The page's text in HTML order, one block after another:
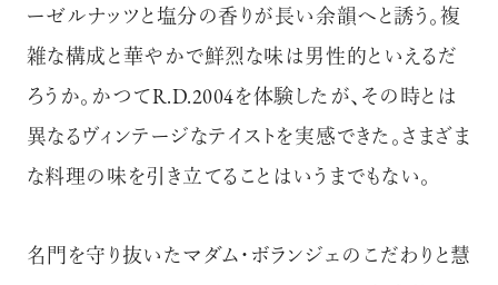
ーゼルナッツと塩分の香りが長い余韻へと誘う。複
雑な構成と華やかで鮮烈な味は男性的といえるだ
ろうか。かつてR.D.2004を体験したが、その時とは
異なるヴィンテージなテイストを実感できた。さまざま
な料理の味を引き立てることはいうまでもない。
名門を守り抜いたマダム・ボランジェのこだわりと慧